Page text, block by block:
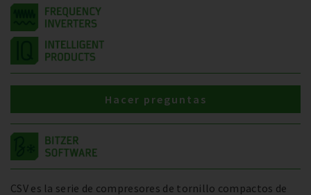
CSV es la serie de compresores de tornillo compactos de
Hacer preguntas